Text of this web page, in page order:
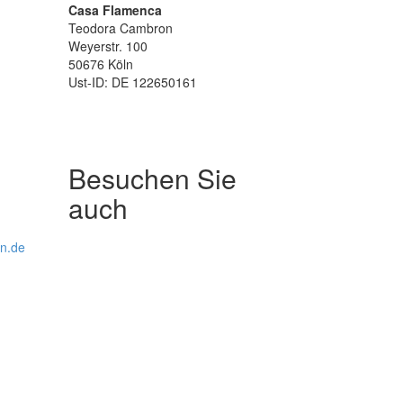
Casa Flamenca
Teodora Cambron
Weyerstr. 100
50676 Köln
Ust-ID: DE 122650161
Besuchen Sie
auch